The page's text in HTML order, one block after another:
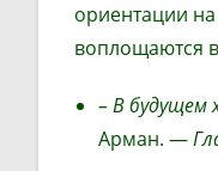
ориентации
воплощаются
– В будущем
Арман. —